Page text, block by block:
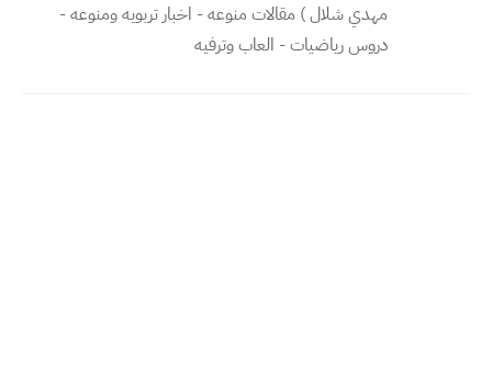
مهدي شلال ) مقالات منوعه - اخبار تربويه ومنوعه -
دروس رياضيات - العاب وترفيه